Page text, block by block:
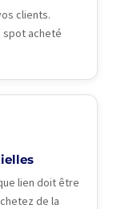
clients.
spot acheté
lien doit être
de la